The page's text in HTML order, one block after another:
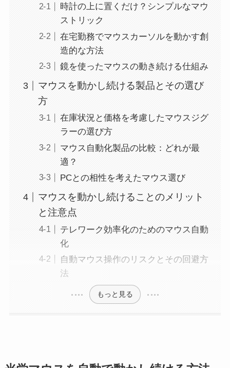
時計の上に置くだけ？シンプルなマウ
ストリック
在宅勤務でマウスカーソルを動かす創
造的な方法
鏡を使ったマウスの動き続ける仕組み
マウスを動かし続ける製品とその選び
方
在庫状況と価格を考慮したマウスジグ
ラーの選び方
マウス自動化製品の比較：どれが最
適？
PCとの相性を考えたマウス選び
マウスを動かし続けることのメリット
と注意点
テレワーク効率化のためのマウス自動
化
自動マウス操作のリスクとその回避方
法
もっと見る